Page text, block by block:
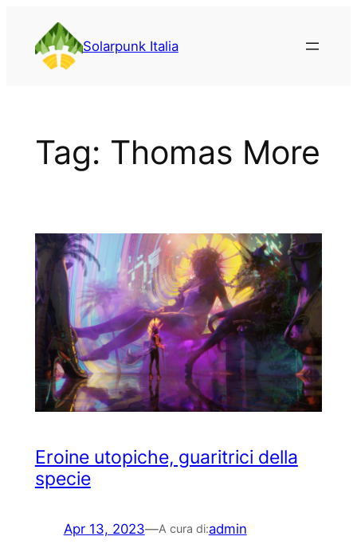
contenuto
Solarpunk Italia
Tag: Thomas More
Eroine utopiche, guaritrici della
specie
Apr 13, 2023—A cura di:admin